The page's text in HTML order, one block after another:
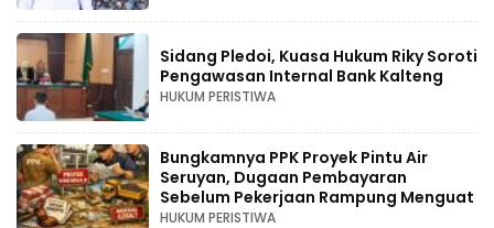
Sidang Pledoi, Kuasa Hukum Riky Soroti
Pengawasan Internal Bank Kalteng
HUKUM PERISTIWA
Bungkamnya PPK Proyek Pintu Air
Seruyan, Dugaan Pembayaran
Sebelum Pekerjaan Rampung Menguat
HUKUM PERISTIWA